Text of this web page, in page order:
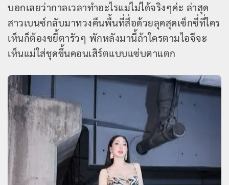
บอกเลยว่ากาลเวลาทำอะไรแม่ไม่ได้จริงๆค่ะ ล่าสุด
สาวเบนซ์กลับมาทวงคืนพื้นที่สื่อด้วยลุคสุดเซ็กซี่ที่ใคร
เห็นก็ต้องขยี้ตารัวๆ พักหลังมานี้ถ้าใครตามไอจีจะ
เห็นแม่ใส่ชุดขึ้นคอนเสิร์ตแบบแซ่บตาแตก